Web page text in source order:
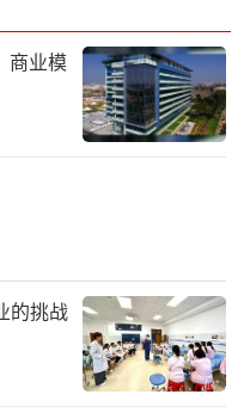
商业模
的挑战